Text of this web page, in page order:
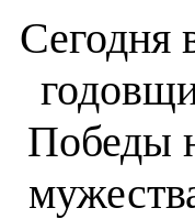
Сегодня
Победы